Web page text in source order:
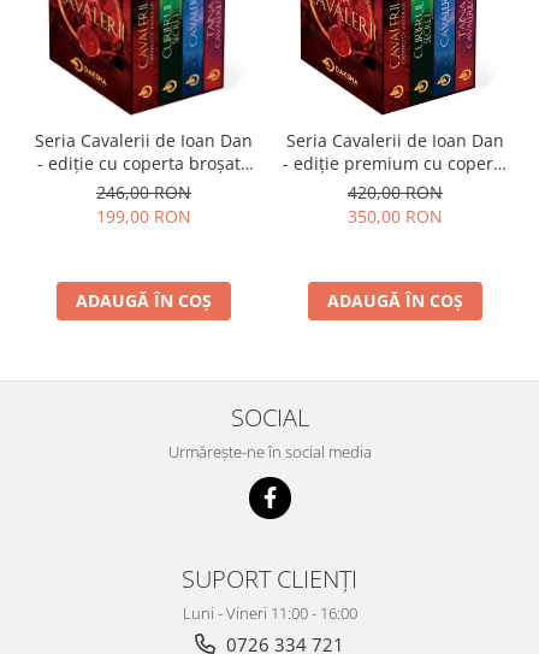
Seria Cavalerii de Ioan Dan
- ediție cu coperta broșată
(paperback), pachet
complet
246,00 RON
199,00 RON
ADAUGĂ ÎN COȘ
Seria Cavalerii de Ioan Dan
- ediție premium cu coperta
cartonată (hardcover), cotor
rotunjit, cusută, în cutie,
pachet complet
420,00 RON
350,00 RON
ADAUGĂ ÎN COȘ
SOCIAL
Urmărește-ne în social media
SUPORT CLIENȚI
Luni - Vineri 11:00 - 16:00
0726 334 721